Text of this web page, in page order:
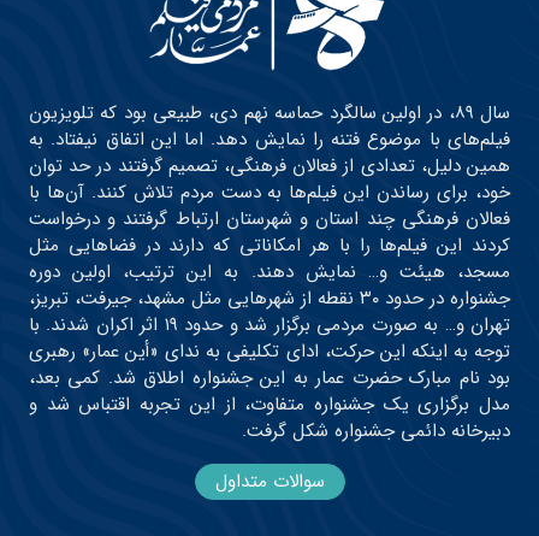
سال ۸۹، در اولین سالگرد حماسه نهم دی، طبیعی بود که تلویزیون
فیلم‌های با موضوع فتنه را نمایش دهد. اما این اتفاق نیفتاد. به
همین دلیل، تعدادی از فعالان فرهنگی، تصمیم گرفتند در حد توان
خود، برای رساندن این فیلم‌ها به دست مردم تلاش کنند. آن‌ها با
فعالان فرهنگی چند استان و شهرستان ارتباط گرفتند و درخواست
کردند این فیلم‌ها را با هر امکاناتی که دارند در فضاهایی مثل
مسجد، هیئت و… نمایش دهند. به این ترتیب، اولین دوره
جشنواره در حدود ۳۰ نقطه از شهرهایی مثل مشهد، جیرفت، تبریز،
تهران و… به صورت مردمی برگزار شد و حدود ۱۹ اثر اکران شدند. با
توجه به اینکه این حرکت، ادای تکلیفی به ندای «أین عمار» رهبری
بود نام مبارک حضرت عمار به این جشنواره اطلاق شد. کمی بعد،
مدل برگزاری یک جشنواره متفاوت، از این تجربه اقتباس شد و
دبیرخانه دائمی جشنواره شکل گرفت.
سوالات متداول